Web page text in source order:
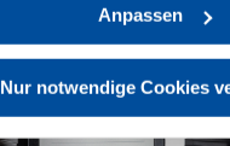
Anpassen
Nur notwendige Cookies